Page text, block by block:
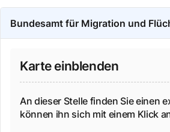
Bundesamt für Migration und
Karte einblenden
An dieser Stelle finden Sie einen
können ihn sich mit einem Klick